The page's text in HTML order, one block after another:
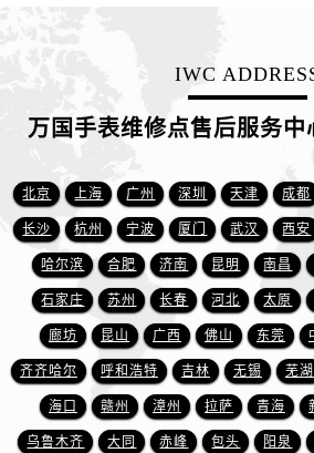
IWC
万国手表维修点售后服务中
北京 上海 广州 深圳 天津 成都
长沙 杭州 宁波 厦门 武汉 西安
哈尔滨 合肥 济南 昆明 南昌
石家庄 苏州 长春 河北 太原
廊坊 昆山 广西 佛山 东莞
齐齐哈尔 呼和浩特 吉林 无锡 芜湖
海口 赣州 漳州 拉萨 青海
乌鲁木齐 大同 赤峰 包头 阳泉